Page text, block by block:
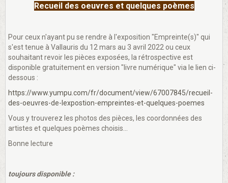
Recueil des oeuvres et quelques poèmes
Pour ceux n'ayant pu se rendre à l'exposition "Empreinte(s)" qui
s'est tenue à Vallauris du 12 mars au 3 avril 2022 ou ceux
souhaitant revoir les pièces exposées, la rétrospective est
disponible gratuitement en version "livre numérique" via le lien ci-
dessous :
https://www.yumpu.com/fr/document/view/67007845/recueil-
des-oeuvres-de-lexpostion-empreintes-et-quelques-poemes
Vous y trouverez les photos des pièces, les coordonnées des
artistes et quelques poèmes choisis...
Bonne lecture
toujours disponible :